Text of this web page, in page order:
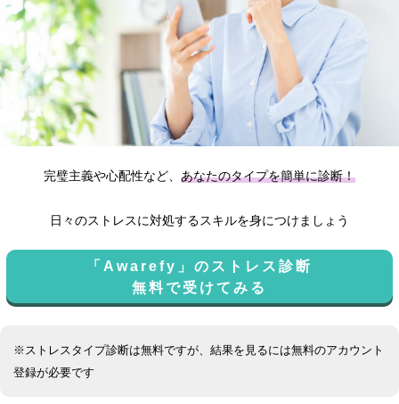
完璧主義や心配性など、 あなたのタイプを簡単に診断！
日々のストレスに対処するスキルを身につけましょう
「Awarefy」のストレス診断
無料で受けてみる
※ストレスタイプ診断は無料ですが、結果を見るには無料のアカウント
登録が必要です